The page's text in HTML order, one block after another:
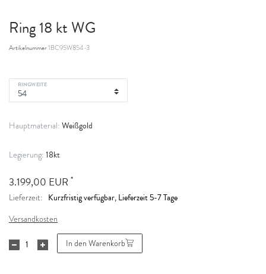
Ring 18 kt WG
Artikelnummer1BC95W854-3
RINGWEITE
Hauptmaterial: Weißgold
Legierung: 18kt
3.199,00 EUR *
Lieferzeit: Kurzfristig verfügbar, Lieferzeit 5-7 Tage
Versandkosten
In den Warenkorb